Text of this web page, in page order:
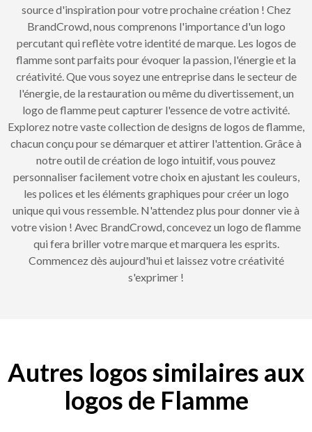
source d'inspiration pour votre prochaine création ! Chez
BrandCrowd, nous comprenons l'importance d'un logo
percutant qui reflète votre identité de marque. Les logos de
flamme sont parfaits pour évoquer la passion, l'énergie et la
créativité. Que vous soyez une entreprise dans le secteur de
l'énergie, de la restauration ou même du divertissement, un
logo de flamme peut capturer l'essence de votre activité.
Explorez notre vaste collection de designs de logos de flamme,
chacun conçu pour se démarquer et attirer l'attention. Grâce à
notre outil de création de logo intuitif, vous pouvez
personnaliser facilement votre choix en ajustant les couleurs,
les polices et les éléments graphiques pour créer un logo
unique qui vous ressemble. N'attendez plus pour donner vie à
votre vision ! Avec BrandCrowd, concevez un logo de flamme
qui fera briller votre marque et marquera les esprits.
Commencez dès aujourd'hui et laissez votre créativité
s'exprimer !
Autres logos similaires aux
logos de Flamme